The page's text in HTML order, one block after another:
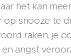
het kan
snooze te
raken, je
angst